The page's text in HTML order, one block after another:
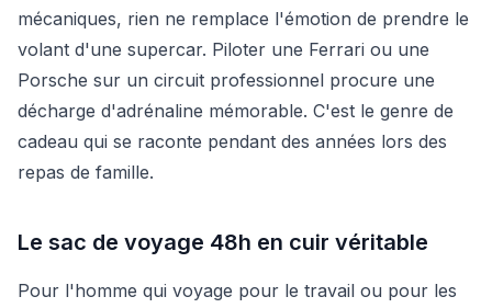
mécaniques, rien ne remplace l'émotion de prendre le
volant d'une supercar. Piloter une Ferrari ou une
Porsche sur un circuit professionnel procure une
décharge d'adrénaline mémorable. C'est le genre de
cadeau qui se raconte pendant des années lors des
repas de famille.
Le sac de voyage 48h en cuir véritable
Pour l'homme qui voyage pour le travail ou pour les